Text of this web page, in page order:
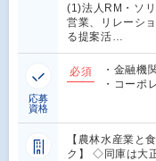
(1)法人RM・ソ
営業、リレーシ
る提案活…
応募
資格
必須
・金融機
・コーポ
【農林水産業と
ク】 ◇同庫は大